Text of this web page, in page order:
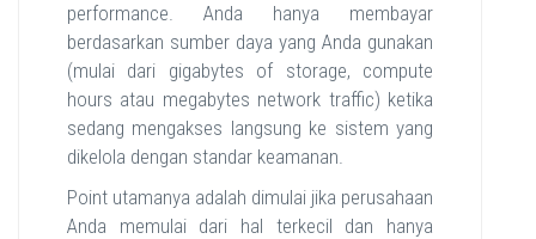
performance. Anda hanya membayar
berdasarkan sumber daya yang Anda gunakan
(mulai dari gigabytes of storage, compute
hours atau megabytes network traffic) ketika
sedang mengakses langsung ke sistem yang
dikelola dengan standar keamanan.
Point utamanya adalah dimulai jika perusahaan
Anda memulai dari hal terkecil dan hanya